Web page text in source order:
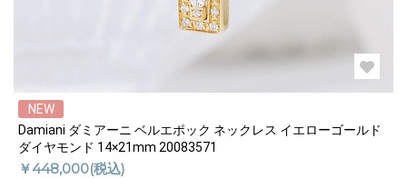
NEW
Damiani ダミアーニ ベルエポック ネックレス イエローゴールド
ダイヤモンド 14×21mm 20083571
￥448,000(税込)